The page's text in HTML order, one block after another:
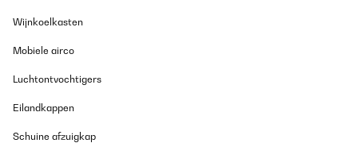
Fonctionne très bien. A plusieurs modes : avec ou sans chaleur.
l’intensité de la lumière.Facile à installer.Fait un peu de bruit
bien livré
Wijnkoelkasten
Mobiele airco
Luchtontvochtigers
Eilandkappen
Schuine afzuigkap